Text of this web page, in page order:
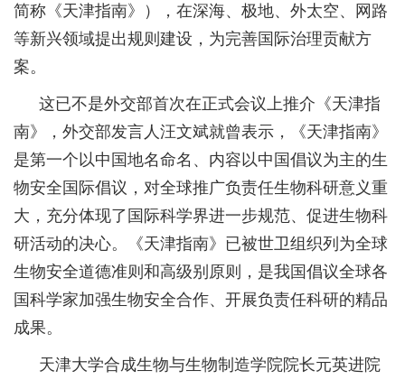
简称《天津指南》），在深海、极地、外太空、网路
等新兴领域提出规则建设，为完善国际治理贡献方
案。
这已不是外交部首次在正式会议上推介《天津指
南》，外交部发言人汪文斌就曾表示，《天津指南》
是第一个以中国地名命名、内容以中国倡议为主的生
物安全国际倡议，对全球推广负责任生物科研意义重
大，充分体现了国际科学界进一步规范、促进生物科
研活动的决心。《天津指南》已被世卫组织列为全球
生物安全道德准则和高级别原则，是我国倡议全球各
国科学家加强生物安全合作、开展负责任科研的精品
成果。
天津大学合成生物与生物制造学院院长元英进院